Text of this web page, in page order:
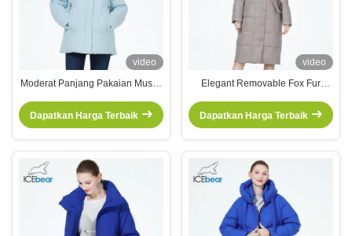
video
Moderat Panjang Pakaian Musim
Pakaian Baja Wanita
Dapatkan Harga Terbaik
video
Elegant Removable Fox Fur
Lamb Fur Lapel, Belt & Hat untuk
Musim Dingin
Dapatkan Harga Terbaik